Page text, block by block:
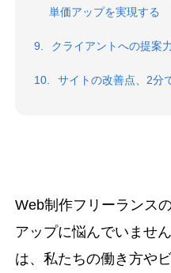
単価アップを実現する
クライアントへの提案
サイトの改善点、2分
Web制作フリーランス
アップに悩んでいませ
は、私たちの働き方や